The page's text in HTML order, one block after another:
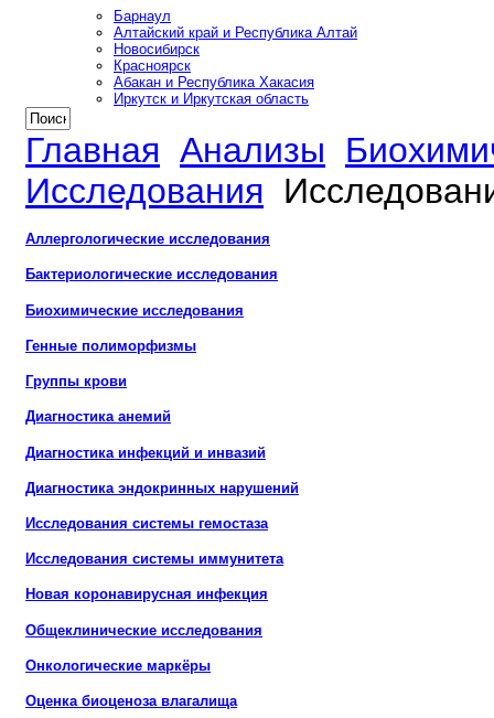
Барнаул
Алтайский край и Республика Алтай
Новосибирск
Красноярск
Абакан и Республика Хакасия
Иркутск и Иркутская область
Главная Анализы
Исследования
Аллергологические исследования
Бактериологические исследования
Биохимические исследования
Генные полиморфизмы
Группы крови
Диагностика анемий
Диагностика инфекций и инвазий
Диагностика эндокринных нарушений
Исследования системы гемостаза
Исследования системы иммунитета
Новая коронавирусная инфекция
Общеклинические исследования
Онкологические маркёры
Оценка биоценоза влагалища